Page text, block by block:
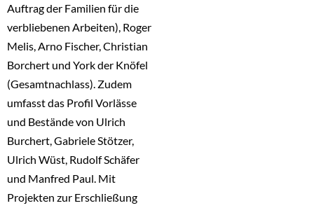
Auftrag der Familien für die
verbliebenen Arbeiten), Roger
Melis, Arno Fischer, Christian
Borchert und York der Knöfel
(Gesamtnachlass). Zudem
umfasst das Profil Vorlässe
und Bestände von Ulrich
Burchert, Gabriele Stötzer,
Ulrich Wüst, Rudolf Schäfer
und Manfred Paul. Mit
Projekten zur Erschließung